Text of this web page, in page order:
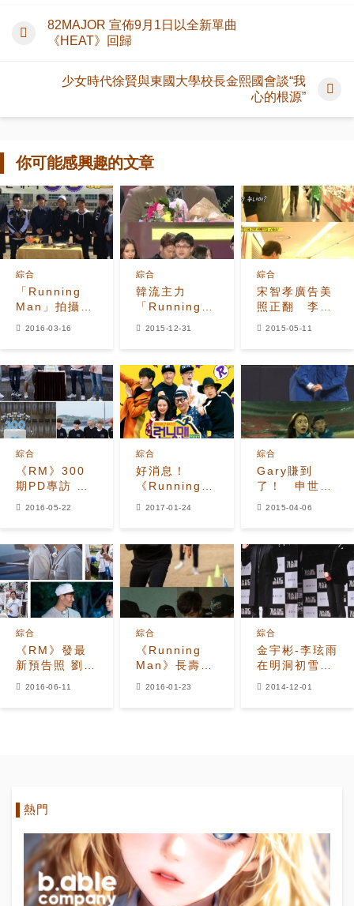
82MAJOR 宣佈9月1日以全新單曲
《HEAT》回歸
少女時代徐賢與東國大學校長金熙國會談“我
心的根源”
你可能感興趣的文章
「Running
Man」拍攝現
綜合
2016-03-16
韓流主力
「Running
綜合
2015-12-31
宋智孝廣告美
照正翻 李光
綜合
2015-05-11
《RM》300
期PD專訪 談
綜合
2016-05-22
好消息！
《Running
綜合
2017-01-24
Gary賺到
了！ 申世京
綜合
2015-04-06
《RM》發最
新預告照 劉在
綜合
2016-06-11
《Running
Man》長壽的
綜合
2016-01-23
金宇彬-李玹雨
在明洞初雪天
綜合
2014-12-01
熱門